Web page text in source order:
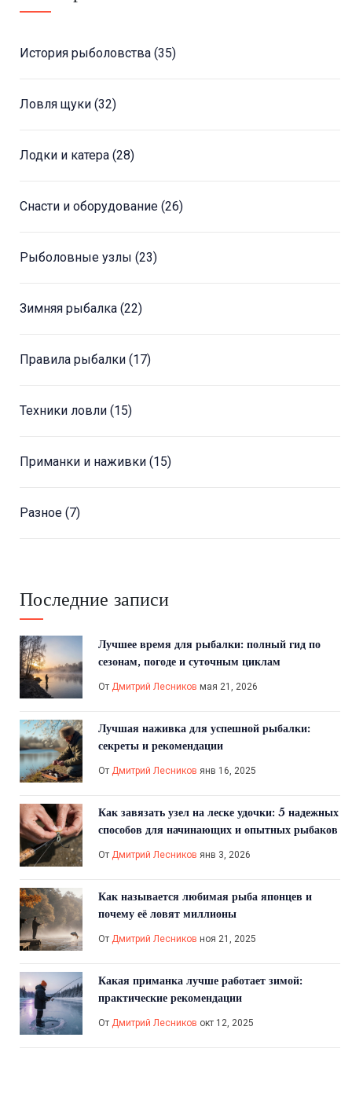
История рыболовства (35)
Ловля щуки (32)
Лодки и катера (28)
Снасти и оборудование (26)
Рыболовные узлы (23)
Зимняя рыбалка (22)
Правила рыбалки (17)
Техники ловли (15)
Приманки и наживки (15)
Разное (7)
Последние записи
Лучшее время для рыбалки: полный гид по
сезонам, погоде и суточным циклам
От Дмитрий Лесников мая 21, 2026
Лучшая наживка для успешной рыбалки:
секреты и рекомендации
От Дмитрий Лесников янв 16, 2025
Как завязать узел на леске удочки: 5 надежных
способов для начинающих и опытных рыбаков
От Дмитрий Лесников янв 3, 2026
Как называется любимая рыба японцев и
почему её ловят миллионы
От Дмитрий Лесников ноя 21, 2025
Какая приманка лучше работает зимой:
практические рекомендации
От Дмитрий Лесников окт 12, 2025